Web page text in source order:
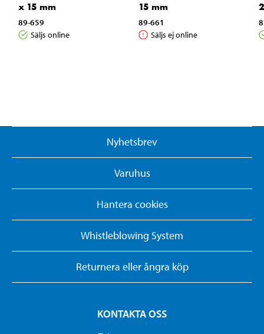
x 15 mm
89-659
Säljs online
15 mm
89-661
Säljs ej online
Nyhetsbrev
Varuhus
Hantera cookies
Whistleblowing System
Returnera eller ångra köp
KONTAKTA OSS